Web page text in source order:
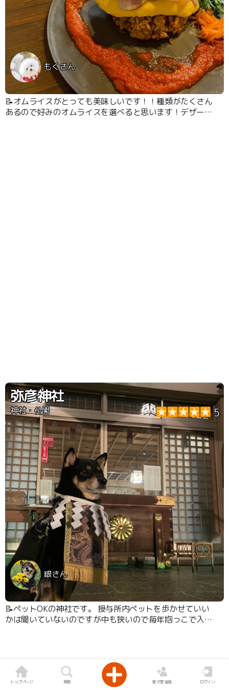
もくさん
📝オムライスがとっても美味しいです！！種類がたくさん
あるので好みのオムライスを選べると思います！デザート
弥彦神社
神社・仏閣 5
銀さん
📝ペットOKの神社です。 授与所内ペットを歩かせていい
かは聞いていないのですが中も狭いので毎年抱っこで入っ
トップページ 検索 愛犬家登録 ログイン